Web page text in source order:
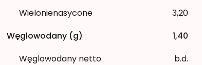
Wielonienasycone
3,20
Węglowodany (g)
1,40
Węglowodany netto
b.d.